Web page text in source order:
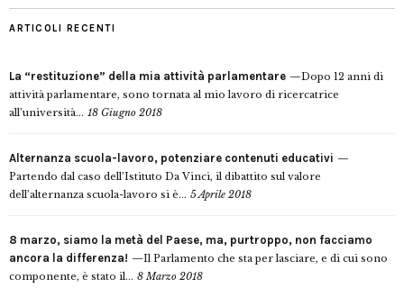
ARTICOLI RECENTI
La “restituzione” della mia attività parlamentare
Dopo 12 anni di
attività parlamentare, sono tornata al mio lavoro di ricercatrice
all’università... 18 Giugno 2018
Alternanza scuola-lavoro, potenziare contenuti educativi
Partendo dal caso dell’Istituto Da Vinci, il dibattito sul valore
dell’alternanza scuola-lavoro si è... 5 Aprile 2018
8 marzo, siamo la metà del Paese, ma, purtroppo, non facciamo
ancora la differenza!
Il Parlamento che sta per lasciare, e di cui sono
componente, è stato il... 8 Marzo 2018